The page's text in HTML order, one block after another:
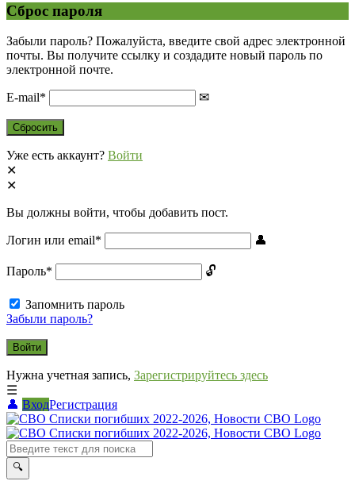
Сброс пароля
Забыли пароль? Пожалуйста, введите свой адрес электронной
почты. Вы получите ссылку и создадите новый пароль по
электронной почте.
E-mail*
Уже есть аккаунт? Войти
Вы должны войти, чтобы добавить пост.
Логин или email*
Пароль*
Запомнить пароль
Забыли пароль?
Нужна учетная запись, Зарегистрируйтесь здесь
ВходРегистрация
СВО
Списки
погибших